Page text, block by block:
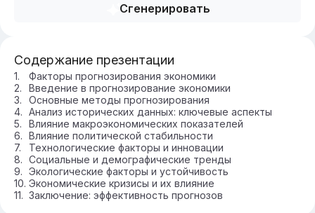
Сгенерировать
Содержание презентации
Факторы прогнозирования экономики
Введение в прогнозирование экономики
Основные методы прогнозирования
Анализ исторических данных: ключевые аспекты
Влияние макроэкономических показателей
Влияние политической стабильности
Технологические факторы и инновации
Социальные и демографические тренды
Экологические факторы и устойчивость
Экономические кризисы и их влияние
Заключение: эффективность прогнозов